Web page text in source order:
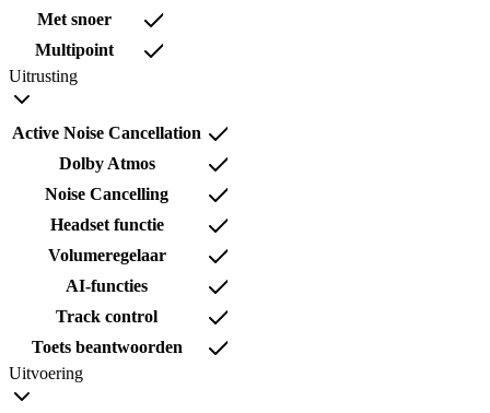
Met snoer
Multipoint
Uitrusting
Active Noise Cancellation
Dolby Atmos
Noise Cancelling
Headset functie
Volumeregelaar
AI-functies
Track control
Toets beantwoorden
Uitvoering